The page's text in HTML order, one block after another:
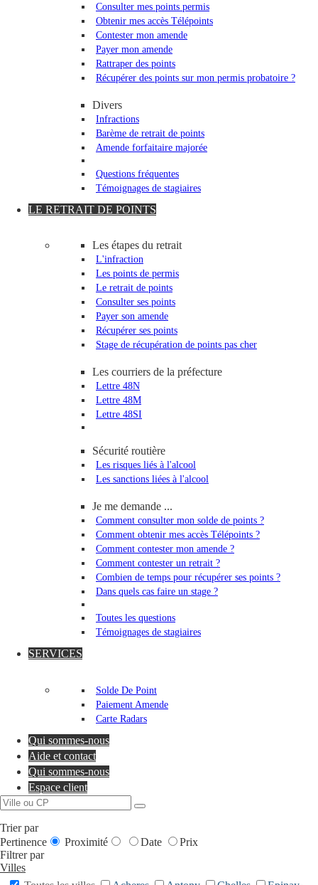
Consulter mes points permis
Obtenir mes accès Télépoints
Contester mon amende
Payer mon amende
Rattraper des points
Récupérer des points sur mon permis probatoire ?
Divers
Infractions
Barème de retrait de points
Amende forfaitaire majorée
Questions fréquentes
Témoignages de stagiaires
LE RETRAIT DE POINTS
Les étapes du retrait
L'infraction
Les points de permis
Le retrait de points
Consulter ses points
Payer son amende
Récupérer ses points
Stage de récupération de points pas cher
Les courriers de la préfecture
Lettre 48N
Lettre 48M
Lettre 48SI
Sécurité routière
Les risques liés à l'alcool
Les sanctions liées à l'alcool
Je me demande ...
Comment consulter mon solde de points ?
Comment obtenir mes accès Télépoints ?
Comment contester mon amende ?
Comment contester un retrait ?
Combien de temps pour récupérer ses points ?
Dans quels cas faire un stage ?
Toutes les questions
Témoignages de stagiaires
SERVICES
Solde De Point
Paiement Amende
Carte Radars
Qui sommes-nous
Aide et contact
Qui sommes-nous
Espace client
Trier par
Pertinence
Proximité Date
Prix
Filtrer par
Villes